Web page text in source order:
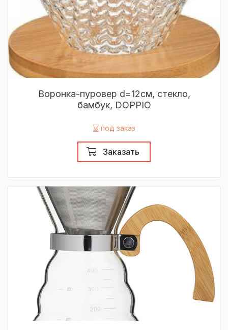
Воронка-пуровер d=12см, стекло,
бамбук, DOPPIO
под заказ
Заказать